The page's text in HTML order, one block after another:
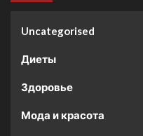
Uncategorised
Диеты
Здоровье
Мода и красота